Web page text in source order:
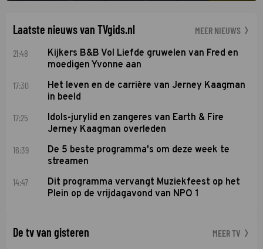
Laatste nieuws van TVgids.nl MEER NIEUWS
21:48
Kijkers B&B Vol Liefde gruwelen van Fred en
moedigen Yvonne aan
17:30
Het leven en de carrière van Jerney Kaagman
in beeld
17:25
Idols-jurylid en zangeres van Earth & Fire
Jerney Kaagman overleden
16:39
De 5 beste programma's om deze week te
streamen
14:47
Dit programma vervangt Muziekfeest op het
Plein op de vrijdagavond van NPO 1
De tv van gisteren MEER TV